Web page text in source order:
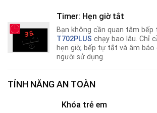
Timer: Hẹn giờ tắt
Bạn không cần quan tâm bếp
T702PLUS chạy bao lâu. Chỉ
hẹn giờ, bếp tự tắt và âm báo
người sử dụng.
TÍNH NĂNG AN TOÀN
Khóa trẻ em